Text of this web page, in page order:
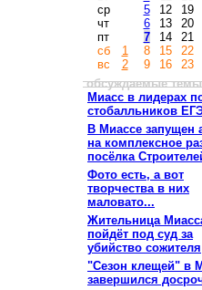
ср
чт
пт
сб
вс
1
2
5
6
7
8
9
12
13
14
15
16
19
20
21
22
23
обсуждаемые
Миасс в лидерах
стобалльников
В Миассе запущен
на комплексное
посёлка
Фото есть, а вот
творчества в них
маловато...
Жительница
пойдёт под суд за
убийство сожителя
"Сезон клещей" в
завершился